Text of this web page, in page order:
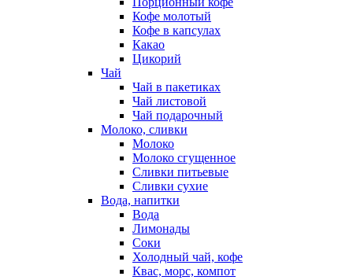
Кофе молотый
Кофе в капсулах
Какао
Цикорий
Чай
Чай в пакетиках
Чай листовой
Чай подарочный
Молоко, сливки
Молоко
Молоко сгущенное
Сливки питьевые
Сливки сухие
Вода, напитки
Вода
Лимонады
Соки
Холодный чай, кофе
Квас, морс, компот